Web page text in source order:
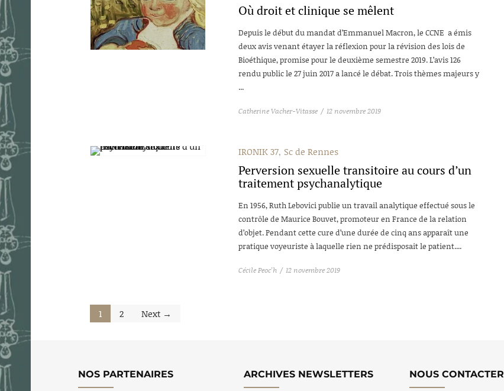
Où droit et clinique se mêlent
Depuis le début du mandat d’Emmanuel Macron, le CCNE a émis
deux avis venant étayer la réflexion pour la révision des lois de
Bioéthique, promise pour le deuxième semestre 2019. L’avis 126
rendu public le 27 juin 2017 a lancé le débat. Trois thèmes majeurs y
...
Catherine Vacher-Vitasse 12 novembre 2019
IRONIK 37 Sc de Rennes
Perversion sexuelle transitoire au cours d’un
traitement psychanalytique
En 1956, Ruth Lebovici publie un travail analytique effectué sous le
contrôle de Maurice Bouvet, promoteur en France de la relation
d’objet. Pendant cette cure d’une durée de cinq ans apparaît une
pratique voyeuriste à laquelle rien ne prédisposait le patient....
Cécile Peoc’h 12 novembre 2019
1 2 Next →
NOS PARTENAIRES ARCHIVES NEWSLETTERS NOUS CONTACTER